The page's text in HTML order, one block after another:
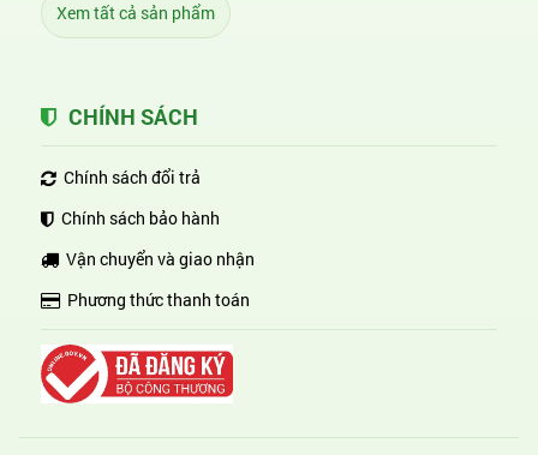
Xem tất cả sản phẩm
CHÍNH SÁCH
Chính sách đổi trả
Chính sách bảo hành
Vận chuyển và giao nhận
Phương thức thanh toán